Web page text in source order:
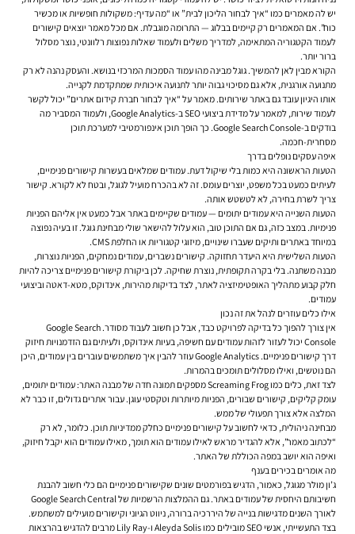
יש לה מאמרים כמו “איך לבחור הליכון לבית” או “מה עדיף: משקולות חופשיות או מכשיר
כוח”. אם המאמרים רק קיימים בבלוג — התרומה מוגבלת. אם מכל מאמר יוצאים קישורים
לעמוד הקטגוריה המתאימה, למדריך משלים ולעמוד שאלות נפוצות רלוונטי, נוצר מסלול
ברור יותר.
הקורא מבין לאן להמשיך. גוגל מבינה מהו עמוד הסמכות המרכזי בנושא. והעסק נהנה לא רק
מתנועה אורגנית, אלא גם מסיכוי גבוה יותר לתנועה איכותית שמתקדמת לקנייה.
אותו היגיון עובד גם באתר שירותים. מאמר על “איך לבחור חברת קידום אתרים” יכול לקשר
לעמוד שירות, למאמר על מדידת ביצועי SEO ב-Google Analytics, ולעמוד המסביר מה
בודקים ב-Google Search Console. כך הופך תוכן אינפורמטיבי למערכת תוכן
מסחרית-חכמה.
איפה עסקים נופלים בדרך
הטעות הראשונה היא כמות בלי שיקול דעת. עמודים שמלאים בעשרות קישורים פנימיים,
לעיתים כמעט בכל משפט, יוצרים עומס. זה לא בהכרח מועיל לגוגל, ובטח לא לקורא. קישור
צריך לשרת בחירה, לא לטשטש אותה.
הטעות השנייה היא עמודים יתומים — עמודים שקיימים באתר אבל כמעט אין אליהם הפניות
פנימיות. במצב כזה, גם אם התוכן טוב, הוא עלול להישאר שולי מבחינת גוגל. זו בעיה נפוצה
במיוחד באתרים ותיקים שעברו שינויים, מיזוגי קטגוריות או החלפת CMS.
הטעות השלישית היא היעדר תחזוקה. קישורים נשברים, עמודים נמחקים, הפניות נוצרות,
מבנה משתנה. בלי בקרה תקופתית, נוצרת שחיקה. לכן ביקורת קישורים פנימיים צריכה להיות
חלק קבוע מתהליך האופטימיזציה לאתר, לצד בדיקות מהירות, אינדוקס, מטא-דאטה וביצועי
עמודים.
אילו כלים עוזרים לנהל את זה נכון
אין צורך להפוך כל בדיקה לפרויקט כבד, אבל כן חשוב לעבוד מסודר. Google Search
Console יכול לעזור לזהות עמודים עם חשיפה, בעיות אינדוקס, ולעיתים גם הזדמנויות חיזוק
דרך קישורים פנימיים. Google Analytics עוזר להבין איך משתמשים עוברים בין עמודים, היכן
הם נוטשים, ואילו מסלולים תומכים בהמרות.
לצד זאת, כלים כמו Screaming Frog מספקים תמונה חדה של מבנה האתר: עמודים יתומים,
עומק קליקים, קישורים שבורים, הפניות מיותרות וטקסטי עוגן. עבור אתרים גדולים, זו כבר לא
המלצה אלא צורך תפעולי של ממש.
מבחינה ניהולית, כדאי לחשוב על קישורים פנימיים כחלק ממדיניות תוכן. כלומר, לא רק
“לכתוב מאמר”, אלא להגדיר מראש לאילו עמודים הוא תומך, מאילו עמודים הוא יקבל חיזוק,
ואיפה הוא יושב במפה הכוללת של האתר.
מה אומרים בכירים בענף
ג’ון מולר מגוגל, כאמור, הדגיש בפורמטים שונים שקישורים פנימיים הם כלי חשוב להבנת
חשיבותם היחסית של עמודים באתר. גם ההמלצות הרשמיות של Google Search Central
לאורך השנים מדגישות בנייה של היררכיה ברורה, ניווט הגיוני וקישורים מועילים למשתמש.
בצד התעשייתי, אנשי SEO מובילים כמו Aleyda Solis ו-Lily Ray מרבים להדגיש בהרצאות